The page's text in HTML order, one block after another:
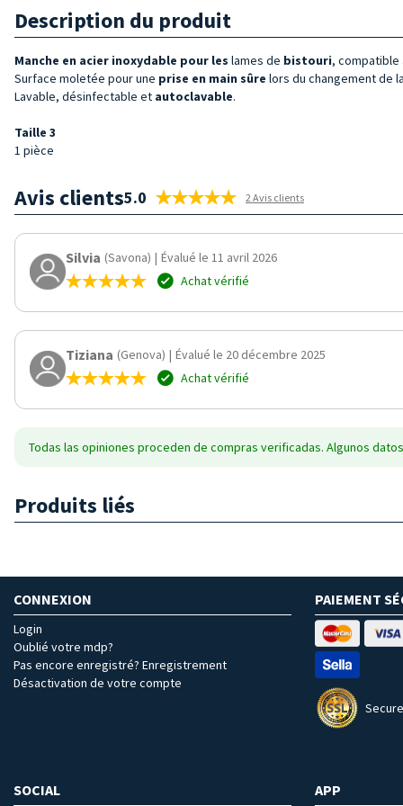
Description du produit
Manche en acier inoxydable pour les lames de bistouri, compatible
Surface moletée pour une prise en main sûre lors du changement de
Lavable, désinfectable et autoclavable.
Taille 3
1 pièce
Avis clients5.0 2 Avis clients
Silvia (Savona) | Évalué le 11 avril 2026
Achat vérifié
Tiziana (Genova) | Évalué le 20 décembre 2025
Achat vérifié
Todas las opiniones proceden de compras verificadas. Algunos
Produits liés
CONNEXION
Login
Oublié votre mdp?
Pas encore enregistré? Enregistrement
Désactivation de votre compte
PAIEMENT
SOCIAL APP